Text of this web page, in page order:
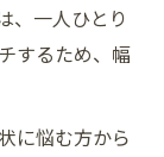
、一人ひとり
するため、幅
に悩む方から